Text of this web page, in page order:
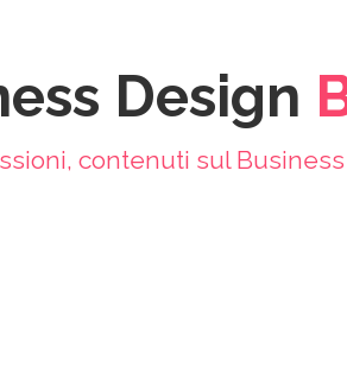
Design
contenuti sul